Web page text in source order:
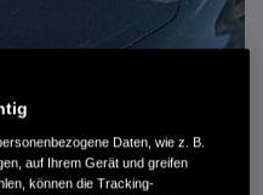
Daten, wie z. B.
auf Ihrem Gerät und greifen
können die Tracking-